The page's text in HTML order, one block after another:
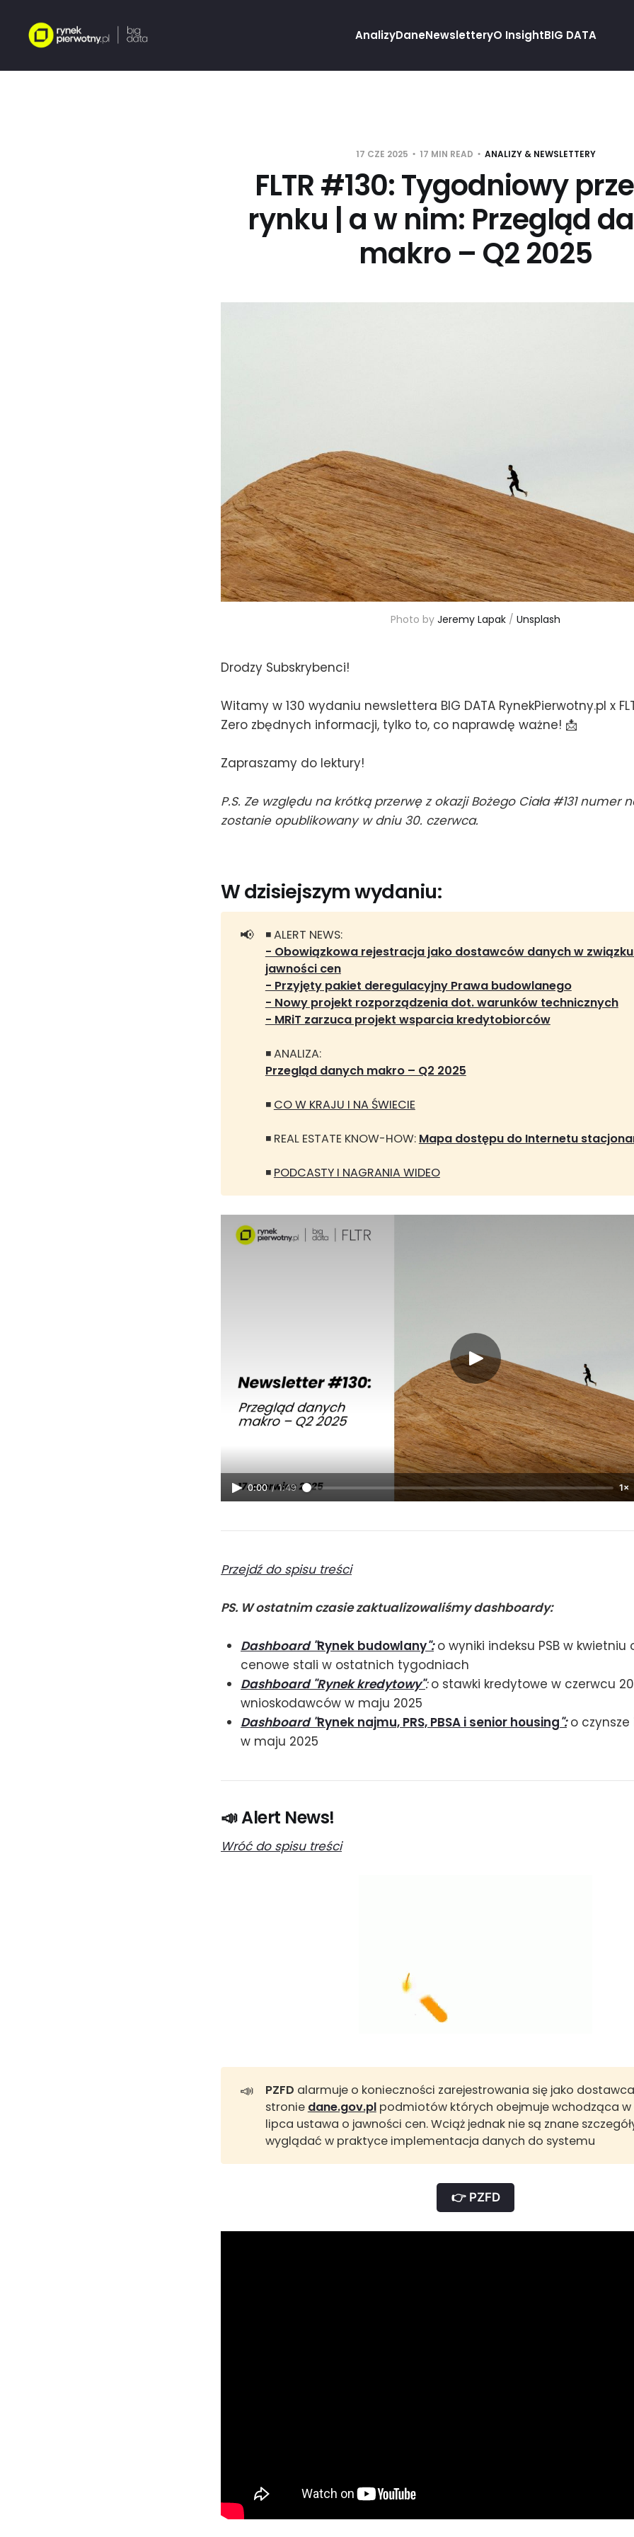
AnalizyDaneNewsletteryO InsightBIG DATA
17 CZE 2025 17 MIN READ ANALIZY & NEWSLETTERY
FLTR #130: Tygodniowy
rynku | a w nim: Przegląd
makro – Q2 2025
Photo by Jeremy Lapak / Unsplash
Drodzy Subskrybenci!
Witamy w 130 wydaniu newslettera BIG DATA RynekPierwotny.pl x
Zero zbędnych informacji, tylko to, co naprawdę ważne! 📩
Zapraszamy do lektury!
P.S. Ze względu na krótką przerwę z okazji Bożego Ciała #131 numer
zostanie opublikowany w dniu 30. czerwca.
W dzisiejszym wydaniu:
📢
◾ ALERT NEWS:
- Obowiązkowa rejestracja jako dostawców danych w
jawności cen
- Przyjęty pakiet deregulacyjny Prawa budowlanego
- Nowy projekt rozporządzenia dot. warunków technicznych
- MRiT zarzuca projekt wsparcia kredytobiorców
◾ ANALIZA:
Przegląd danych makro – Q2 2025
◾ CO W KRAJU I NA ŚWIECIE
◾ REAL ESTATE KNOW-HOW: Mapa dostępu do Internetu
◾ PODCASTY I NAGRANIA WIDEO
0:00 / 1:49 1×
Przejdź do spisu treści
PS. W ostatnim czasie zaktualizowaliśmy dashboardy:
Dashboard "Rynek budowlany": o wyniki indeksu PSB w kwietniu
cenowe stali w ostatnich tygodniach
Dashboard "Rynek kredytowy": o stawki kredytowe w czerwcu
wnioskodawców w maju 2025
Dashboard "Rynek najmu, PRS, PBSA i senior housing": o
w maju 2025
📣 Alert News!
Wróć do spisu treści
📣 PZFD alarmuje o konieczności zarejestrowania się jako
stronie dane.gov.plpodmiotów których obejmuje wchodząca w
lipca ustawa o jawności cen. Wciąż jednak nie są znane
wyglądać w praktyce implementacja danych do systemu
👉 PZFD